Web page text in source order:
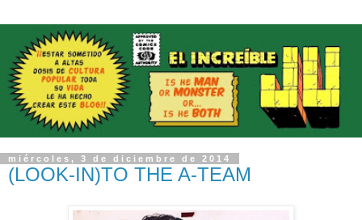
miércoles, 3 de diciembre de 2014
(LOOK-IN)TO THE A-TEAM